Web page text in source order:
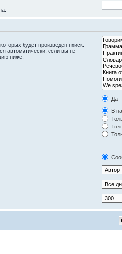
будет произведён поиск.
автоматически, если вы не
ниже.
Да
В